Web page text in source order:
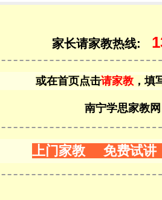
家长请家教热线:
或在首页点击请家教 ，
南宁学思家教
上门家教 免费试讲